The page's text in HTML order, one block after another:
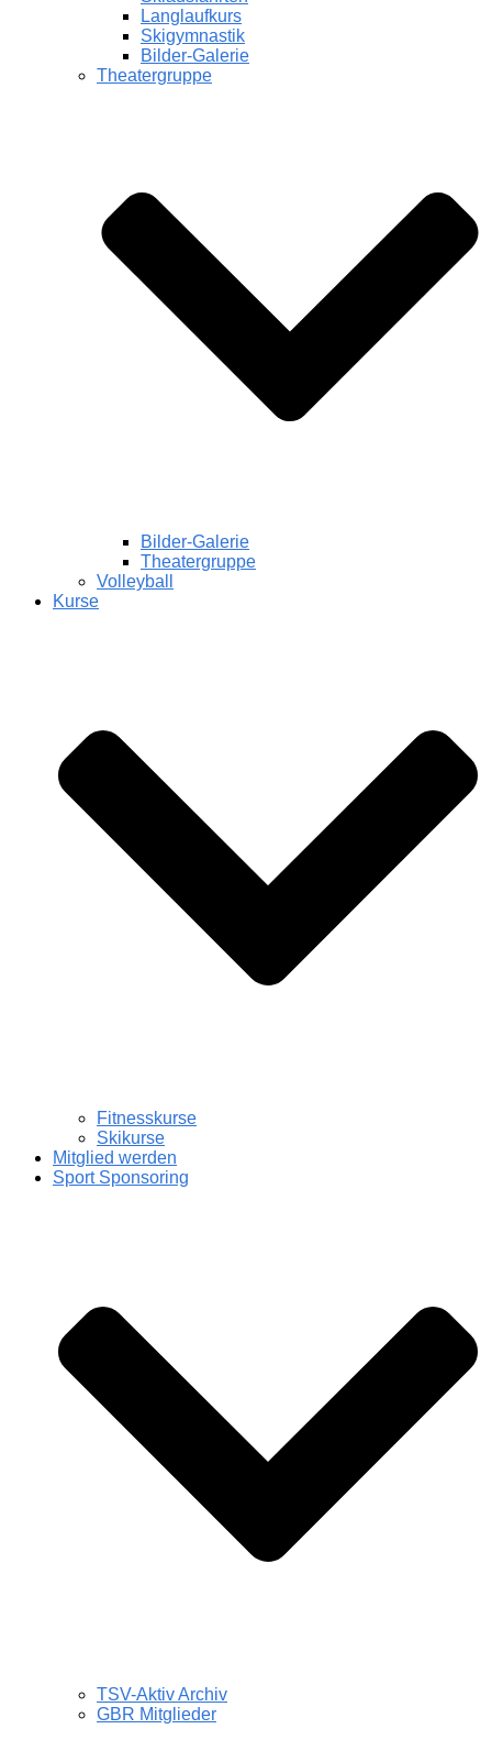
Langlaufkurs
Skigymnastik
Bilder-Galerie
Theatergruppe
Bilder-Galerie
Theatergruppe
Volleyball
Kurse
Fitnesskurse
Skikurse
Mitglied werden
Sport Sponsoring
TSV-Aktiv Archiv
GBR Mitglieder